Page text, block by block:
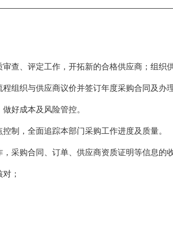
查、评定工作，开拓新的合格供应商；组织
组织与供应商议价并签订年度采购合同及办
好成本及风险管控。
制，全面追踪本部门采购工作进度及质量。
采购合同、订单、供应商资质证明等信息的
；